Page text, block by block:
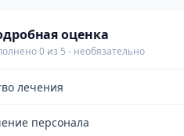
оценка
0 из 5 - необязательно
лечения
персонала